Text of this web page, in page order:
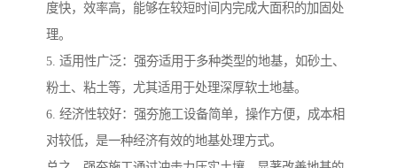
度快，效率高，能够在较短时间内完成大面积的加固处
理。
5. 适用性广泛：强夯适用于多种类型的地基，如砂土、
粉土、粘土等，尤其适用于处理深厚软土地基。
6. 经济性较好：强夯施工设备简单，操作方便，成本相
对较低，是一种经济有效的地基处理方式。